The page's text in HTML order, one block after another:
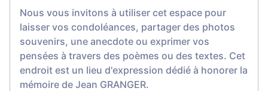
Nous vous invitons à utiliser cet espace pour
laisser vos condoléances, partager des photos
souvenirs, une anecdote ou exprimer vos
pensées à travers des poèmes ou des textes. Cet
endroit est un lieu d'expression dédié à honorer la
mémoire de Jean GRANGER.